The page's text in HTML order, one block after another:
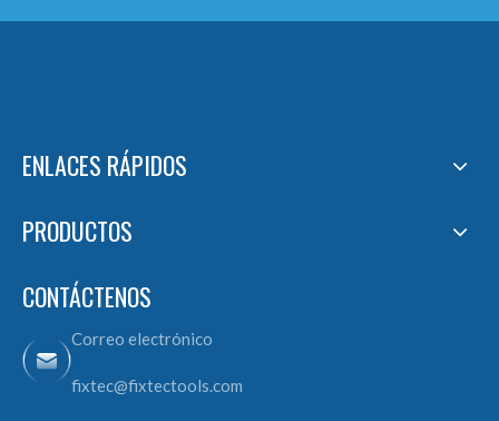
ENLACES RÁPIDOS
PRODUCTOS
CONTÁCTENOS
Correo electrónico
fixtec@fixtectools.com